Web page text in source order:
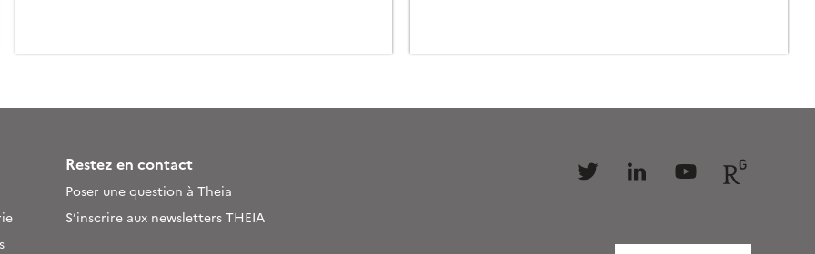
Restez en contact
Poser une question à Theia
S’inscrire aux newsletters THEIA
Follow Follow